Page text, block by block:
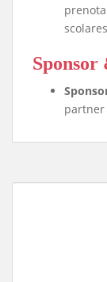
partner